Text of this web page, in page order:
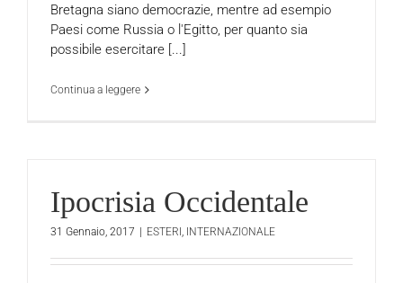
Bretagna siano democrazie, mentre ad esempio
Paesi come Russia o l'Egitto, per quanto sia
possibile esercitare [...]
Continua a leggere
Ipocrisia Occidentale
31 Gennaio, 2017 | ESTERI INTERNAZIONALE